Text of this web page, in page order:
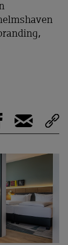
Facebook
E-Mail